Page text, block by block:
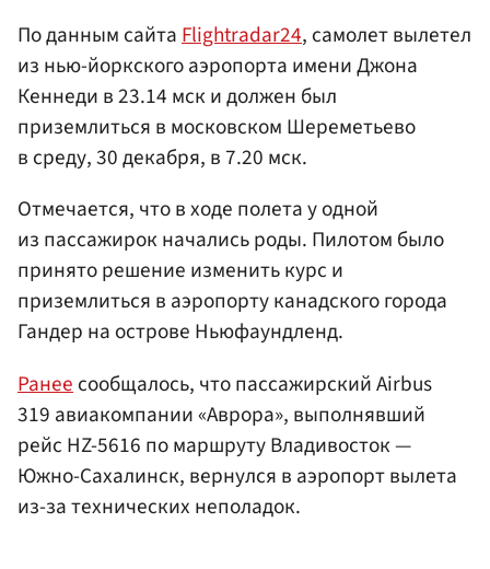
По данным сайтаFlightradar24, самолет вылетел
из нью-йоркского аэропорта имени Джона
Кеннеди в 23.14 мск и должен был
приземлиться в московском Шереметьево
в среду, 30 декабря, в 7.20 мск.
Отмечается, что в ходе полета у одной
из пассажирок начались роды. Пилотом было
принято решение изменить курс и
приземлиться в аэропорту канадского города
Гандер на острове Ньюфаундленд.
Ранее сообщалось, что пассажирский Airbus
319 авиакомпании «Аврора», выполнявший
рейс HZ-5616 по маршруту Владивосток —
Южно-Сахалинск, вернулся в аэропорт вылета
из-за технических неполадок.